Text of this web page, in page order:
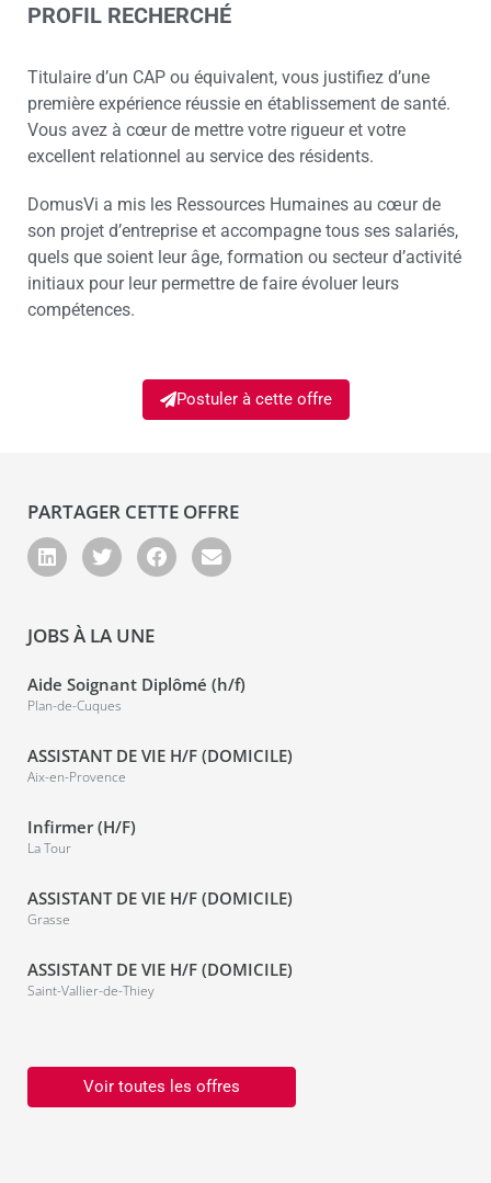
PROFIL RECHERCHÉ
Titulaire d’un CAP ou équivalent, vous justifiez d’une
première expérience réussie en établissement de santé.
Vous avez à cœur de mettre votre rigueur et votre
excellent relationnel au service des résidents.
DomusVi a mis les Ressources Humaines au cœur de
son projet d’entreprise et accompagne tous ses salariés,
quels que soient leur âge, formation ou secteur d’activité
initiaux pour leur permettre de faire évoluer leurs
compétences.
Postuler à cette offre
PARTAGER CETTE OFFRE
JOBS À LA UNE
Aide Soignant Diplômé (h/f)
Plan-de-Cuques
ASSISTANT DE VIE H/F (DOMICILE)
Aix-en-Provence
Infirmer (H/F)
La Tour
ASSISTANT DE VIE H/F (DOMICILE)
Grasse
ASSISTANT DE VIE H/F (DOMICILE)
Saint-Vallier-de-Thiey
Voir toutes les offres